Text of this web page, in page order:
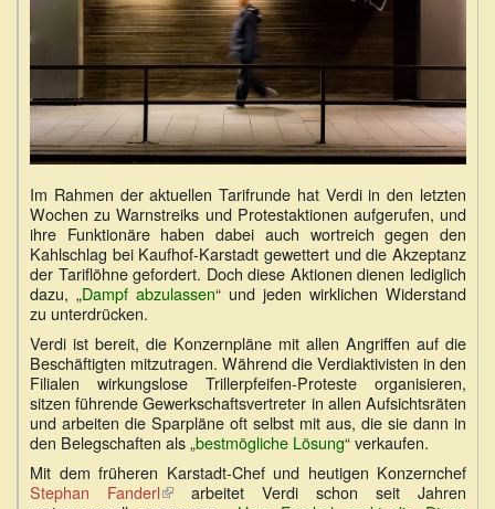
Im Rahmen der aktuellen Tarifrunde hat Verdi in den letzten
Wochen zu Warnstreiks und Protestaktionen aufgerufen, und
ihre Funktionäre haben dabei auch wortreich gegen den
Kahlschlag bei Kaufhof-Karstadt gewettert und die Akzeptanz
der Tariflöhne gefordert. Doch diese Aktionen dienen lediglich
dazu, „Dampf abzulassen“ und jeden wirklichen Widerstand
zu unterdrücken.
Verdi ist bereit, die Konzernpläne mit allen Angriffen auf die
Beschäftigten mitzutragen. Während die Verdiaktivisten in den
Filialen wirkungslose Trillerpfeifen-Proteste organisieren,
sitzen führende Gewerkschaftsvertreter in allen Aufsichtsräten
und arbeiten die Sparpläne oft selbst mit aus, die sie dann in
den Belegschaften als „bestmögliche Lösung“ verkaufen.
Mit dem früheren Karstadt-Chef und heutigen Konzernchef
Stephan Fanderl(Linkarbeitet Verdi schon seit Jahren